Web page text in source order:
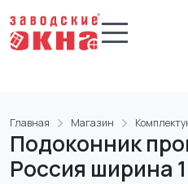
Главная Магазин
Подоконник
Россия ширина